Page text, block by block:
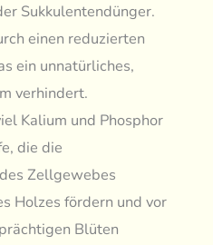
Sukkulentendünger.
einen reduzierten
ein unnatürliches,
verhindert.
Kalium und Phosphor
die die
Zellgewebes
Holzes fördern und vor
Blüten